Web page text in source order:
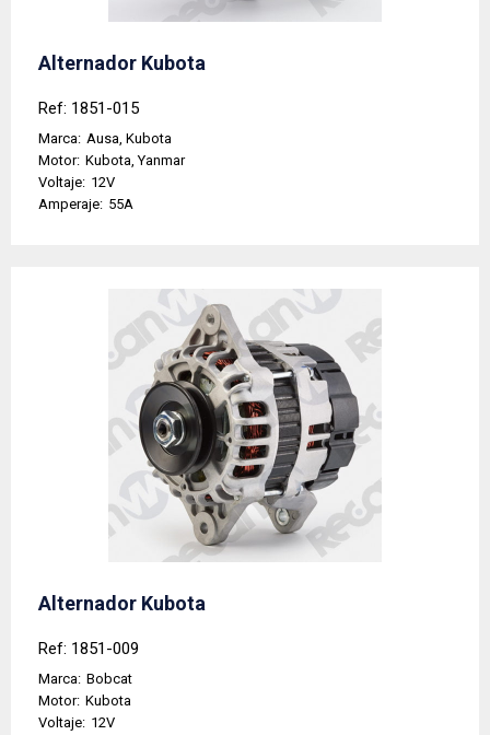
Alternador Kubota
Ref: 1851-015
Marca: Ausa, Kubota
Motor: Kubota, Yanmar
Voltaje: 12V
Amperaje: 55A
Alternador Kubota
Ref: 1851-009
Marca: Bobcat
Motor: Kubota
Voltaje: 12V